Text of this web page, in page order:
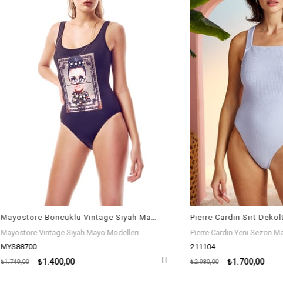
Mayostore Boncuklu Vintage Siyah Mayo
Mayostore Vintage Siyah Mayo Modelleri
MYS88700
₺1.400,00
₺1.749,00
Pierre Cardin Yeni Sezon
211104
₺1.700,00
₺2.980,00